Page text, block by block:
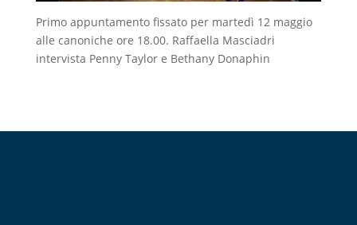
Primo appuntamento fissato per martedì 12 maggio
alle canoniche ore 18.00. Raffaella Masciadri
intervista Penny Taylor e Bethany Donaphin